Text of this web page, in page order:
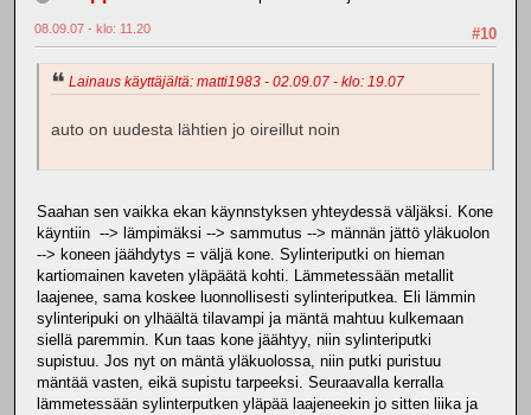
#10
08.09.07 - klo: 11.20
Lainaus käyttäjältä: matti1983 - 02.09.07 - klo: 19.07
auto on uudesta lähtien jo oireillut noin
Saahan sen vaikka ekan käynnstyksen yhteydessä väljäksi. Kone
käyntiin --> lämpimäksi --> sammutus --> männän jättö yläkuolon
--> koneen jäähdytys = väljä kone. Sylinteriputki on hieman
kartiomainen kaveten yläpäätä kohti. Lämmetessään metallit
laajenee, sama koskee luonnollisesti sylinteriputkea. Eli lämmin
sylinteripuki on ylhäältä tilavampi ja mäntä mahtuu kulkemaan
siellä paremmin. Kun taas kone jäähtyy, niin sylinteriputki
supistuu. Jos nyt on mäntä yläkuolossa, niin putki puristuu
mäntää vasten, eikä supistu tarpeeksi. Seuraavalla kerralla
lämmetessään sylinterputken yläpää laajeneekin jo sitten liika ja